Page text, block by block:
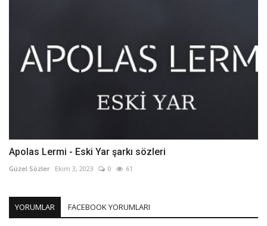
Apolas Lermi - Eski Yar şarkı sözleri
Güzel Sözler Ekim 3, 2023 0 61
YORUMLAR FACEBOOK YORUMLARI